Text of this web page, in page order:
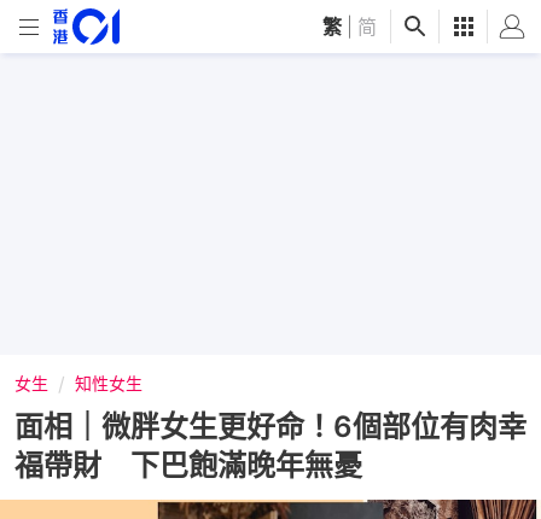
繁 简
女生 知性女生
面相｜微胖女生更好命！6個部位有肉幸
福帶財 下巴飽滿晚年無憂